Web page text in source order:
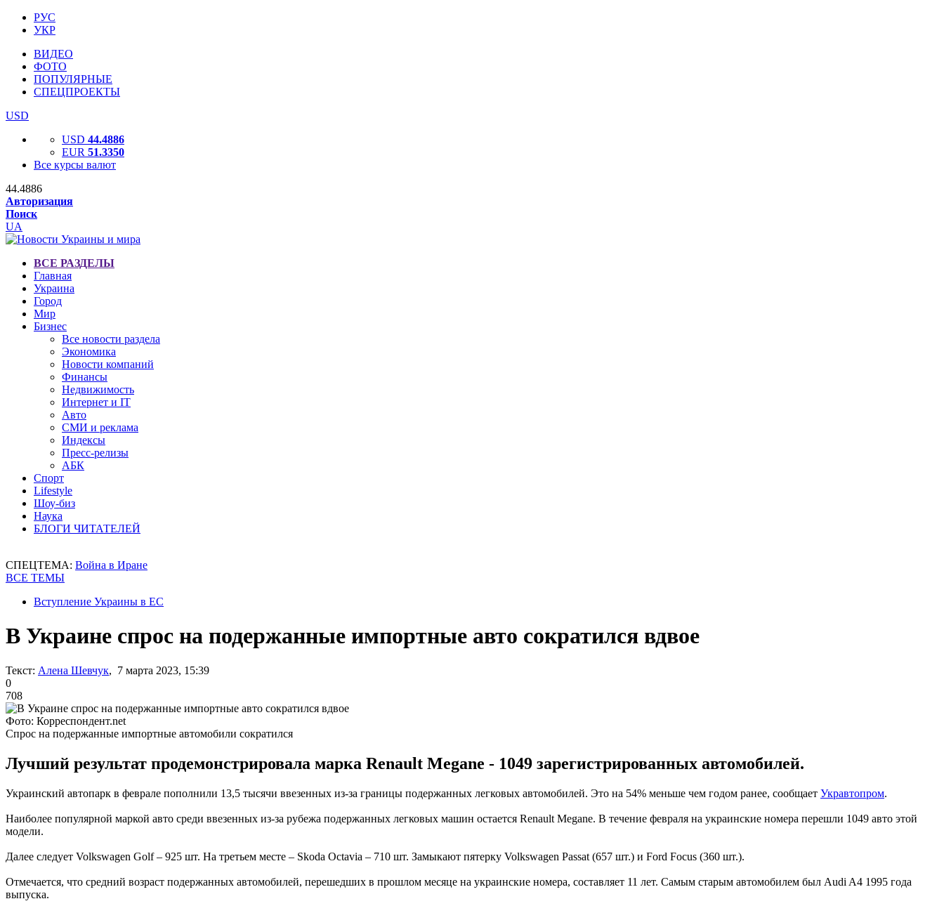
РУС
УКР
ВИДЕО
ФОТО
ПОПУЛЯРНЫЕ
СПЕЦПРОЕКТЫ
USD
USD 44.4886
EUR 51.3350
Все курсы валют
44.4886
Авторизация
Поиск
UA
ВСЕ РАЗДЕЛЫ
Главная
Украина
Город
Мир
Бизнес
Все новости раздела
Экономика
Новости компаний
Финансы
Недвижимость
Интернет и IT
Авто
СМИ и реклама
Индексы
Пресс-релизы
АБК
Спорт
Lifestyle
Шоу-биз
Наука
БЛОГИ ЧИТАТЕЛЕЙ
СПЕЦТЕМА: Война в Иране
ВСЕ ТЕМЫ
Вступление Украины в ЕС
В Украине спрос на подержанные импортные авто сократился вдвое
Текст: Алена Шевчук, 7 марта 2023, 15:39
0
708
Фото: Корреспондент.net
Спрос на подержанные импортные автомобили сократился
Лучший результат продемонстрировала марка Renault Megane - 1049 зарегистрированных автомобилей.
Украинский автопарк в феврале пополнили 13,5 тысячи ввезенных из-за границы подержанных легковых автомобилей. Это на 54% меньше чем годом ранее, сообщает Укравтопром.
Наиболее популярной маркой авто среди ввезенных из-за рубежа подержанных легковых машин остается Renault Megane. В течение февраля на украинские номера перешли 1049 авто этой
модели.
Далее следует Volkswagen Golf – 925 шт. На третьем месте – Skoda Octavia – 710 шт. Замыкают пятерку Volkswagen Passat (657 шт.) и Ford Focus (360 шт.).
Отмечается, что средний возраст подержанных автомобилей, перешедших в прошлом месяце на украинские номера, составляет 11 лет. Самым старым автомобилем был Audi A4 1995 года
выпуска.